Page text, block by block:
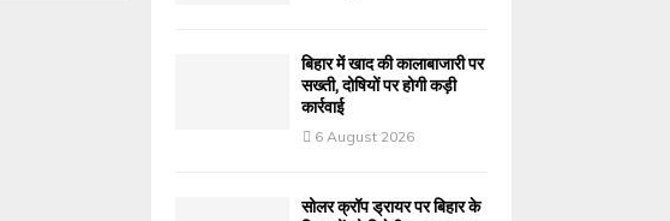
बिहार में खाद की कालाबाजारी पर
सख्ती, दोषियों पर होगी कड़ी
कार्रवाई
6 August 2026
सोलर क्रॉप ड्रायर पर बिहार के